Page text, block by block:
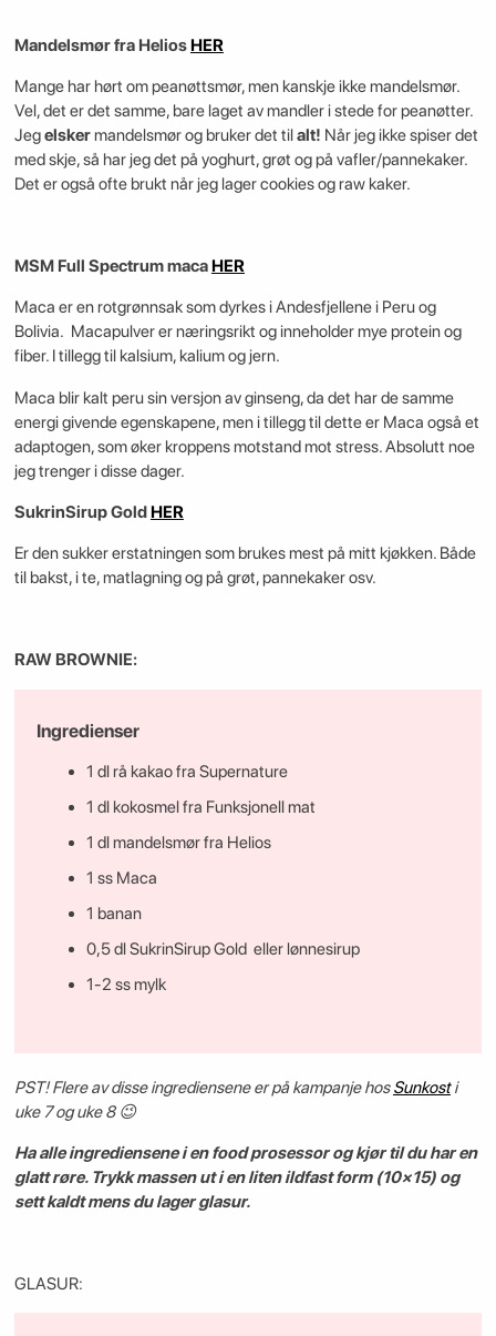
Mandelsmør fra HeliosHER
Mange har hørt om peanøttsmør, men kanskje ikke mandelsmør.
Vel, det er det samme, bare laget av mandler i stede for peanøtter.
Jegelskermandelsmør og bruker det tilalt! Når jeg ikke spiser det
med skje, så har jeg det på yoghurt, grøt og på vafler/pannekaker.
Det er også ofte brukt når jeg lager cookies og raw kaker.
MSM Full Spectrum macaHER
Maca er en rotgrønnsak som dyrkes i Andesfjellene i Peru og
Bolivia. Macapulver er næringsrikt og inneholder mye protein og
fiber. I tillegg til kalsium, kalium og jern.
Maca blir kalt peru sin versjon av ginseng, da det har de samme
energi givende egenskapene, men i tillegg til dette er Maca også et
adaptogen, som øker kroppens motstand mot stress. Absolutt noe
jeg trenger i disse dager.
SukrinSirup GoldHER
Er den sukker erstatningen som brukes mest på mitt kjøkken. Både
til bakst, i te, matlagning og på grøt, pannekaker osv.
RAW BROWNIE:
Ingredienser
1 dl rå kakao fra Supernature
1 dl kokosmel fra Funksjonell mat
1 dl mandelsmør fra Helios
1 ss Maca
1 banan
0,5 dl SukrinSirup Gold eller lønnesirup
1-2 ss mylk
PST! Flere av disse ingrediensene er på kampanje hosSunkosti
uke 7 og uke 8 😉
Ha alle ingrediensene i en food prosessor og kjør til du har en
glatt røre. Trykk massen ut i en liten ildfast form (10×15) og
sett kaldt mens du lager glasur.
GLASUR: